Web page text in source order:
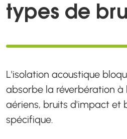
types de
L'isolation acoustique
absorbe la réverbération à
aériens, bruits d'impact et
spécifique.